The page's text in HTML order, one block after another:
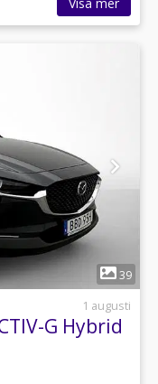
39
1 augusti
G Hybrid